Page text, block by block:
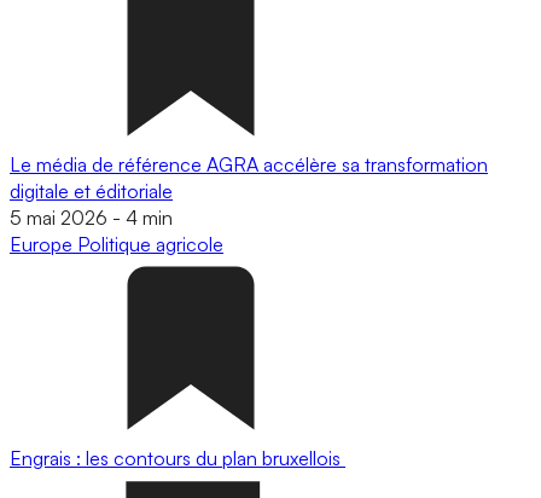
Le média de référence AGRA accélère sa transformation
digitale et éditoriale
5 mai 2026 - 4 min
Europe Politique agricole
Engrais : les contours du plan bruxellois